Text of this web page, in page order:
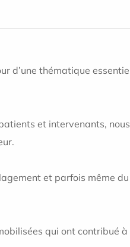
d’une thématique
et intervenants,
et parfois même
qui ont contribué